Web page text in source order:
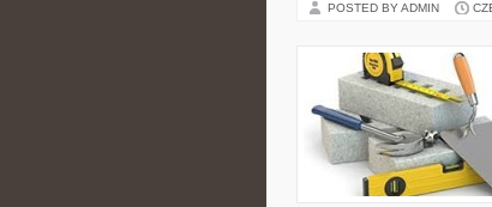
POSTED BY ADMIN